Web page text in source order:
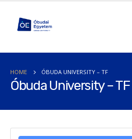
HOME ÓBUDA UNIVERSITY – TF
Óbuda University – TF